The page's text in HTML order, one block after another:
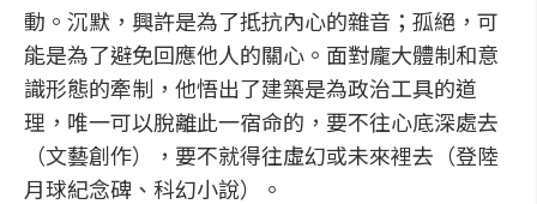
動。沉默，興許是為了抵抗內心的雜音；孤絕，可
能是為了避免回應他人的關心。面對龐大體制和意
識形態的牽制，他悟出了建築是為政治工具的道
理，唯一可以脫離此一宿命的，要不往心底深處去
（文藝創作），要不就得往虛幻或未來裡去（登陸
月球紀念碑、科幻小說）。